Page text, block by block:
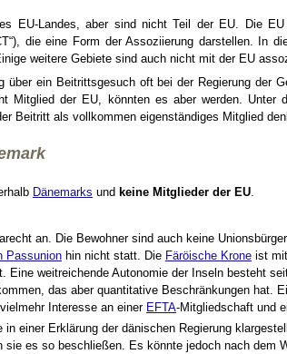
EU-Landes, aber sind nicht Teil der EU. Die
die eine Form der Assoziierung darstellen. In
weitere Gebiete sind auch nicht mit der EU
ein Beitrittsgesuch oft bei der Regierung der
Mitglied der EU, könnten es aber werden. Unter
Beitritt als vollkommen eigenständiges Mitglied
Dänemarks und keine Mitglieder der EU
an. Die Bewohner sind auch keine
Passunion hin nicht statt. Die Färöische Krone ist
Eine weitreichende Autonomie der Inseln besteht
das aber quantitative Beschränkungen hat.
Interesse an einer EFTA-Mitgliedschaft und
in einer Erklärung der dänischen Regierung
sie es so beschließen. Es könnte jedoch nach dem